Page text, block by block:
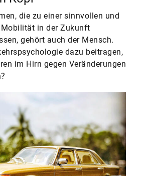
die zu einer sinnvollen und
in der Zukunft
gehört auch der Mensch.
dazu beitragen,
im Hirn gegen Veränderungen